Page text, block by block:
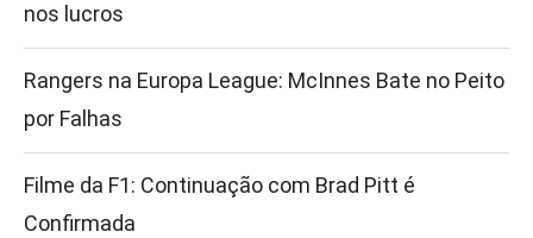
nos lucros
Rangers na Europa League: McInnes Bate no Peito
por Falhas
Filme da F1: Continuação com Brad Pitt é
Confirmada